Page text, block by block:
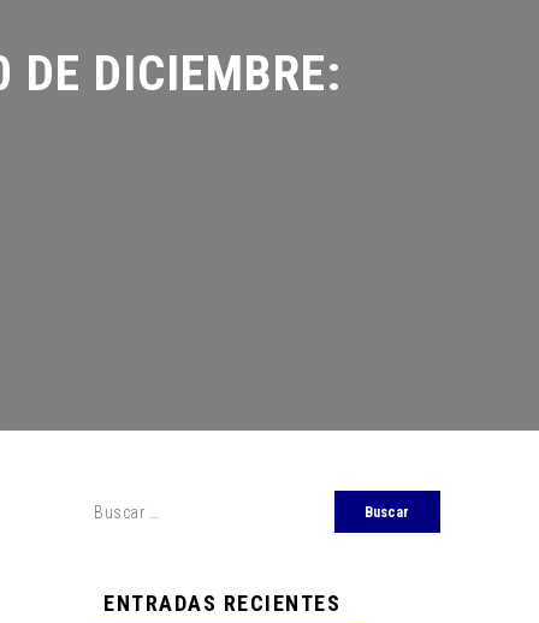
DICIEMBRE:
ENTRADAS RECIENTES